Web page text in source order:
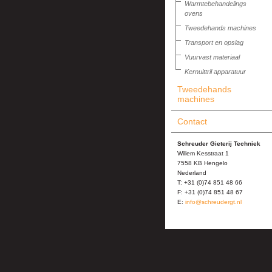
Warmtebehandelings
ovens
Tweedehands machines
Transport en opslag
Vuurvast materiaal
Kernuittril apparatuur
Tweedehands
machines
Contact
Schreuder Gieterij Techniek
Willem Kesstraat 1
7558 KB Hengelo
Nederland
T: +31 (0)74 851 48 66
F: +31 (0)74 851 48 67
E: info@schreudergt.nl